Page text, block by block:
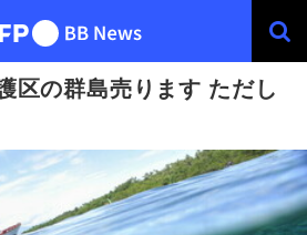
区の群島売ります ただし